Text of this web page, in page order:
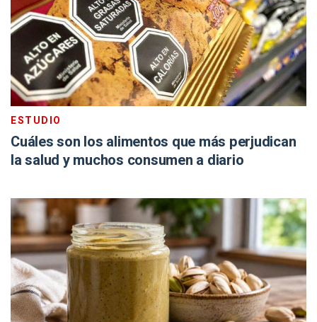
ESTUDIO
Cuáles son los alimentos que más perjudican
la salud y muchos consumen a diario